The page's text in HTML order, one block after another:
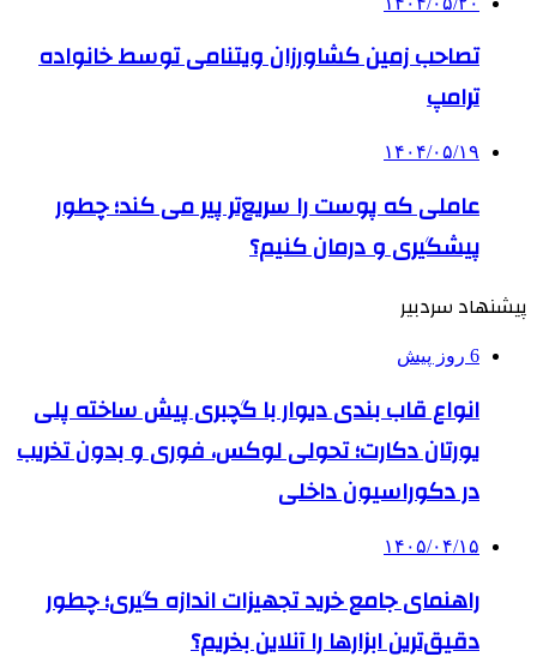
تصاحب زمین کشاورزان ویتنامی توسط خانواده
ترامپ
۱۴۰۴/۰۵/۱۹
عاملی که پوست را سریع‌تر پیر می کند؛ چطور
پیشگیری و درمان کنیم؟
پیشنهاد سردبیر
6 روز پیش
انواع قاب بندی دیوار با گچبری پیش ساخته پلی
یورتان دکارت؛ تحولی لوکس، فوری و بدون تخریب
در دکوراسیون داخلی
۱۴۰۵/۰۴/۱۵
راهنمای جامع خرید تجهیزات اندازه گیری؛ چطور
دقیق‌ترین ابزارها را آنلاین بخریم؟